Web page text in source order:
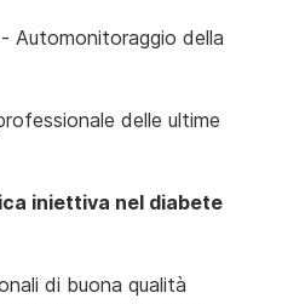
Automonitoraggio della
delle ultime
iniettiva nel diabete
di buona qualità